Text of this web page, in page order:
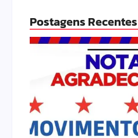
Postagens Recentes